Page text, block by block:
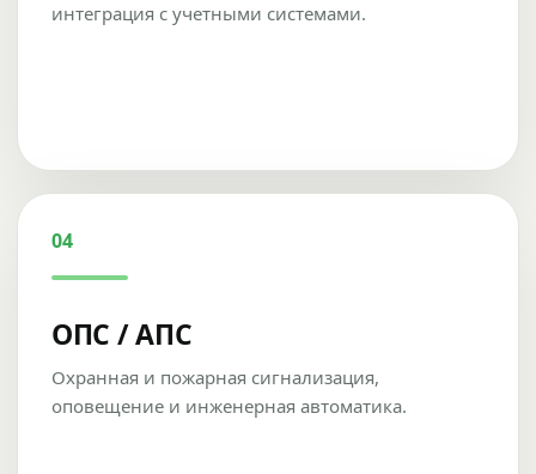
интеграция с учетными системами.
04
ОПС / АПС
Охранная и пожарная сигнализация,
оповещение и инженерная автоматика.